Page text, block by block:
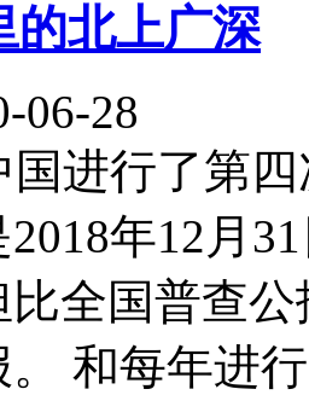
的北上广深
06-28
国进行了第
年12月
比全国普查
和每年进